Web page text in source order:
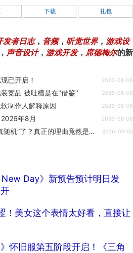
下载 礼包
发者日志， 音频， 听觉世界， 游戏设
声音设计， 游戏开发， 席德梅尔的新
已开启！ 2026-08-06
竞品 被吐槽是在"借鉴" 2026-08-06
制作人解释原因 2026-08-06
2026年8月 2026-08-06
为什么现在的游戏都不做“真随机”了？真正的理由竟然是…… 2026-08-05
Day》新预告预计明日发
！美女这个表情太好看，直接让
怀旧服第五阶段开启！《三角